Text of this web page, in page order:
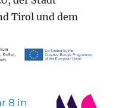
Tirol und dem
8 in